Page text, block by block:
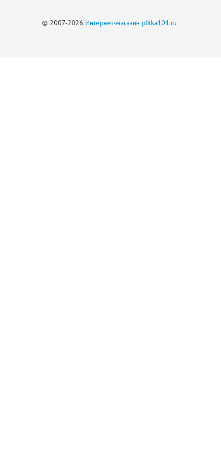
© 2007-2026 Интернет-магазин plitka101.ru